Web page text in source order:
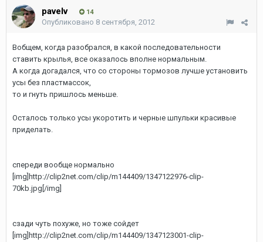
pavelv 14
Опубликовано 8 сентября, 2012
Вобщем, когда разобрался, в какой последовательности
ставить крылья, все оказалось вполне нормальным.
А когда догадался, что со стороны тормозов лучше установить
усы без пластмассок,
то и гнуть пришлось меньше.
Осталось только усы укоротить и черные шпульки красивые
приделать.
спереди вообще нормально
[img]http://clip2net.com/clip/m144409/1347122976-clip-
70kb.jpg[/img]
сзади чуть похуже, но тоже сойдет
[img]http://clip2net.com/clip/m144409/1347123001-clip-